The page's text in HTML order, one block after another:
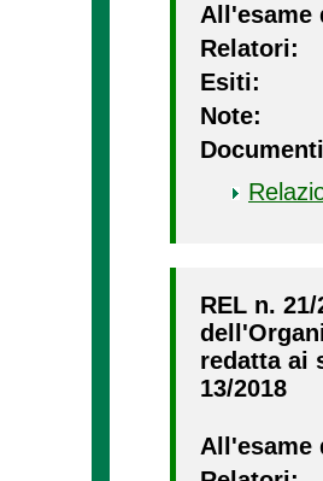
All'esame
Relatori:
Esiti:
Note:
REL n.
redatta ai
13/2018
All'esame